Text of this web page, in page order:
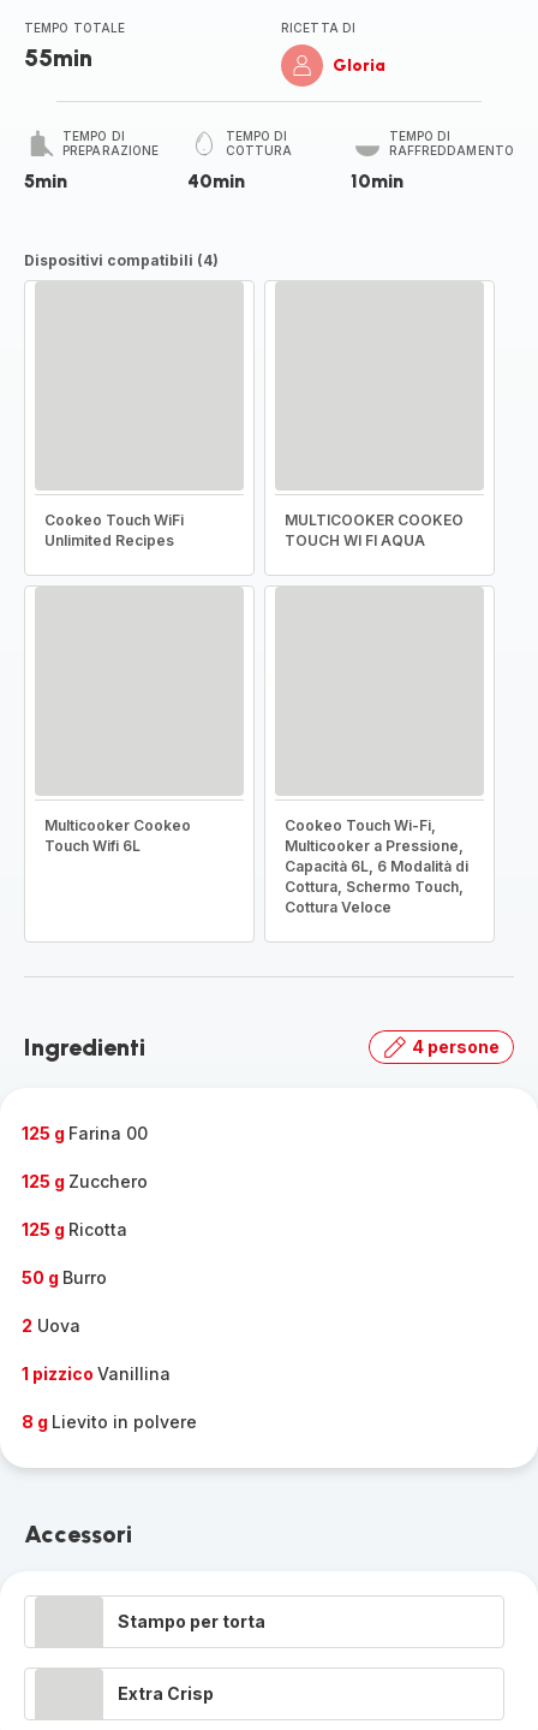
TEMPO TOTALE
55min
RICETTA DI
Gloria
TEMPO DI
PREPARAZIONE
5min
TEMPO DI
COTTURA
40min
TEMPO DI
RAFFREDDAMENTO
10min
Dispositivi compatibili (4)
Cookeo Touch WiFi
Unlimited Recipes
MULTICOOKER COOKEO
TOUCH WI FI AQUA
Multicooker Cookeo
Touch Wifi 6L
Cookeo Touch Wi-Fi,
Multicooker a Pressione,
Capacità 6L, 6 Modalità di
Cottura, Schermo Touch,
Cottura Veloce
Ingredienti 4 persone
125 g Farina 00
125 g Zucchero
125 g Ricotta
50 g Burro
2 Uova
1 pizzico Vanillina
8 g Lievito in polvere
Accessori
Stampo per torta
Extra Crisp